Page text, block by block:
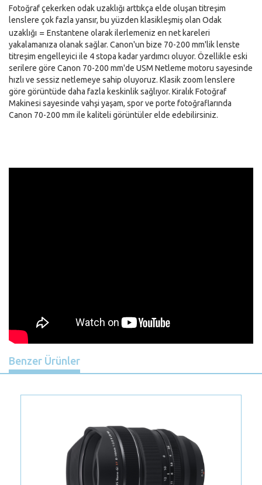
Fotoğraf çekerken odak uzaklığı arttıkça elde oluşan titreşim
lenslere çok fazla yansır, bu yüzden klasikleşmiş olan Odak
uzaklığı = Enstantene olarak ilerlemeniz en net kareleri
yakalamanıza olanak sağlar. Canon'un bize 70-200 mm'lik lenste
titreşim engelleyici ile 4 stopa kadar yardımcı oluyor. Özellikle eski
serilere göre Canon 70-200 mm'de USM Netleme motoru sayesinde
hızlı ve sessiz netlemeye sahip oluyoruz. Klasik zoom lenslere
göre görüntüde daha fazla keskinlik sağlıyor. Kiralık Fotoğraf
Makinesi sayesinde vahşi yaşam, spor ve porte fotoğraflarında
Canon 70-200 mm ile kaliteli görüntüler elde edebilirsiniz.
Benzer Ürünler